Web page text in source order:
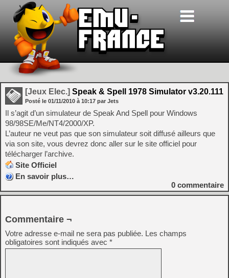
[Jeux Elec.] Speak & Spell 1978 Simulator v3.20.111
Posté le 01/11/2010 à 10:17 par Jets
Il s’agit d’un simulateur de Speak And Spell pour Windows
98/98SE/Me/NT4/2000/XP.
L’auteur ne veut pas que son simulateur soit diffusé ailleurs que
via son site, vous devrez donc aller sur le site officiel pour
télécharger l’archive.
Site Officiel
En savoir plus…
0 commentaire
Commentaire ¬
Votre adresse e-mail ne sera pas publiée. Les champs
obligatoires sont indiqués avec *